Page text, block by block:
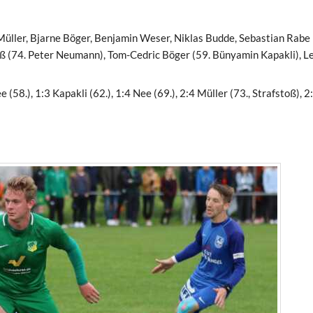
Bjarne Böger, Benjamin Weser, Niklas Budde, Sebastian Rabe
(74. Peter Neumann), Tom-Cedric Böger (59. Bünyamin Kapakli),
(58.), 1:3 Kapakli (62.), 1:4 Nee (69.), 2:4 Müller (73., Strafstoß),